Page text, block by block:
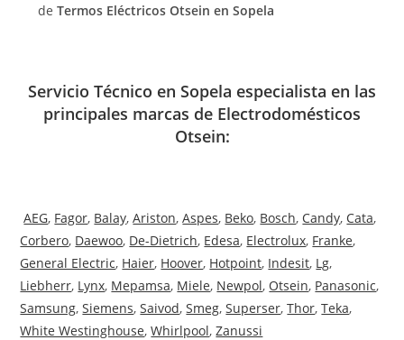
deTermos Eléctricos Otsein en Sopela
Servicio Técnico en Sopela especialista en las
principales marcas de Electrodomésticos
Otsein:
AEG, Fagor, Balay,Ariston,Aspes, Beko, Bosch, Candy, Cata,
Corbero, Daewoo, De-Dietrich, Edesa, Electrolux, Franke,
General Electric, Haier, Hoover, Hotpoint, Indesit, Lg,
Liebherr, Lynx, Mepamsa, Miele, Newpol, Otsein, Panasonic,
Samsung,Siemens,Saivod,Smeg,Superser,Thor,Teka,
White Westinghouse,Whirlpool,Zanussi